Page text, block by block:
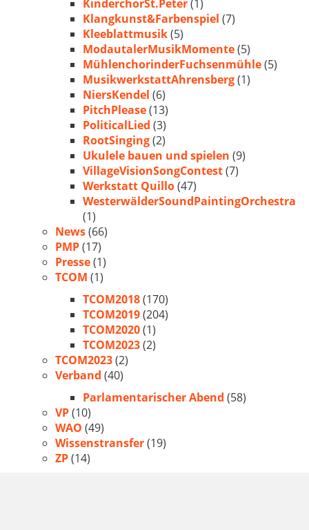
KinderchorSt.Peter(1)
Klangkunst&Farbenspiel (7)
Kleeblattmusik(5)
ModautalerMusikMomente(5)
MühlenchorinderFuchsenmühle(5)
MusikwerkstattAhrensberg(1)
NiersKendel (6)
PitchPlease(13)
PoliticalLied (3)
RootSinging(2)
Ukulele bauen und spielen (9)
VillageVisionSongContest(7)
Werkstatt Quillo(47)
WesterwälderSoundPaintingOrchestra
(1)
News(66)
PMP(17)
Presse(1)
TCOM (1)
TCOM2018(170)
TCOM2019(204)
TCOM2020(1)
TCOM2023(2)
TCOM2023(2)
Verband (40)
Parlamentarischer Abend (58)
VP(10)
WAO (49)
Wissenstransfer(19)
ZP(14)